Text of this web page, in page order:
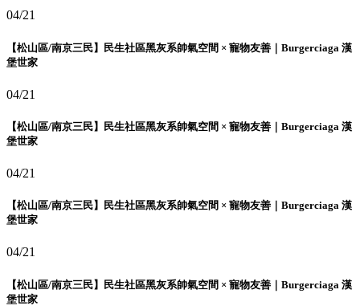
04/21
【松山區/南京三民】民生社區黑灰系帥氣空間 × 寵物友善｜Burgerciaga 漢
堡世家
04/21
【松山區/南京三民】民生社區黑灰系帥氣空間 × 寵物友善｜Burgerciaga 漢
堡世家
04/21
【松山區/南京三民】民生社區黑灰系帥氣空間 × 寵物友善｜Burgerciaga 漢
堡世家
04/21
【松山區/南京三民】民生社區黑灰系帥氣空間 × 寵物友善｜Burgerciaga 漢
堡世家